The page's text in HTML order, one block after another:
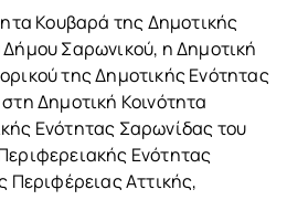
Κουβαρά της Δημοτικής
Σαρωνικού, η Δημοτική
της Δημοτικής Ενότητας
Δημοτική Κοινότητα
Ενότητας Σαρωνίδας του
Ενότητας
Περιφέρειας Αττικής,